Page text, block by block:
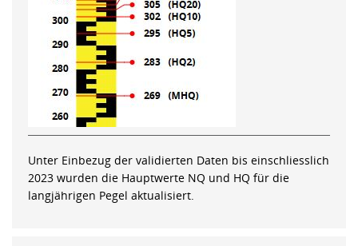
Unter Einbezug der validierten Daten bis einschliesslich
2023 wurden die Hauptwerte NQ und HQ für die
langjährigen Pegel aktualisiert.